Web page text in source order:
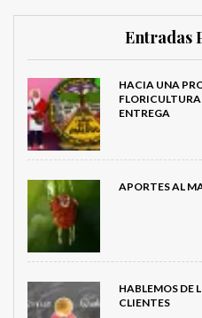
Entradas
HACIA UNA
ENTREGA
APORTES AL
HABLEMOS DE
CLIENTES